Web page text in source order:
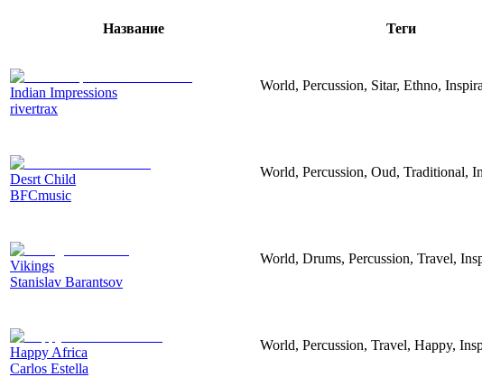
Название Теги
Indian Impressions
rivertrax
World, Percussion, Sitar, Ethno,
Desrt Child
BFCmusic
World, Percussion, Oud, Traditional,
Vikings
Stanislav Barantsov
World, Drums, Percussion, Travel,
Happy Africa
Carlos Estella
World, Percussion, Travel, Happy,